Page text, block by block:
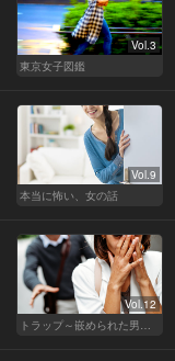
Vol.3
東京女子図鑑
Vol.9
本当に怖い、女の話
Vol.12
トラップ～嵌められた男と女～